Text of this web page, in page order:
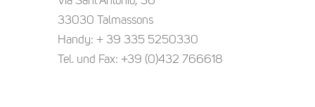
33030 Talmassons
Handy: + 39 335 5250330
Tel. und Fax: +39 (0)432 766618